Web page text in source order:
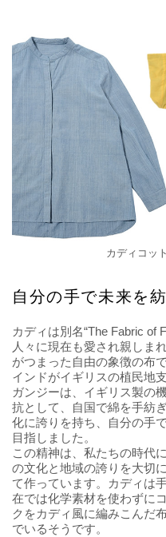
カディコッ
自分の手で未来を
カディは別名“The Fabric of
人々に現在も愛され親しま
がつまった自由の象徴の布で
インドがイギリスの植民地
ガンジーは、イギリス製の
抗として、自国で綿を手紡
化に誇りを持ち、自分の手
目指しました。
この精神は、私たちの時代
の文化と地域の誇りを大切
て作っています。カディは
在では化学素材を使わずに
クをカディ風に編みこんだ
でいるそうです。